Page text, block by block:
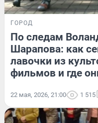
ГОРОД
По следам
Шарапова: как
лавочки из
фильмов и где
22 мая, 2026, 21:00 1 515